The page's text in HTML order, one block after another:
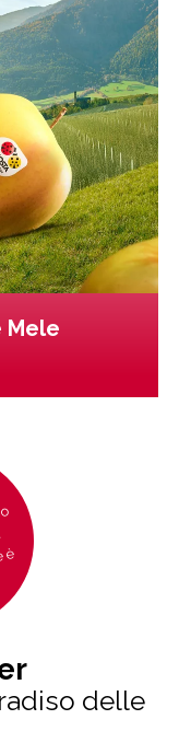
Mele
è
delle